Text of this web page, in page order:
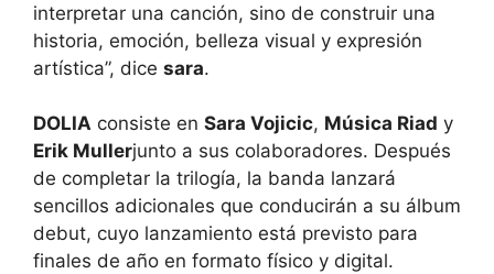
interpretar una canción, sino de construir una
historia, emoción, belleza visual y expresión
artística”, dice sara.
DOLIA consiste en Sara Vojicic, Música Riad y
Erik Mullerjunto a sus colaboradores. Después
de completar la trilogía, la banda lanzará
sencillos adicionales que conducirán a su álbum
debut, cuyo lanzamiento está previsto para
finales de año en formato físico y digital.